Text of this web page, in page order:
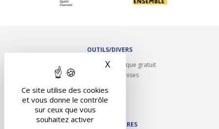
Ce site utilise des cookies
et vous donne le contrôle
sur ceux que vous
souhaitez activer
X Masquer le bandeau des
OUTILS/DIVERS
Rappel contrôle technique gratuit
Partenariats/Remises
Contact
NOS PARTENAIRES